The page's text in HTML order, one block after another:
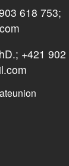
618 753;
+421